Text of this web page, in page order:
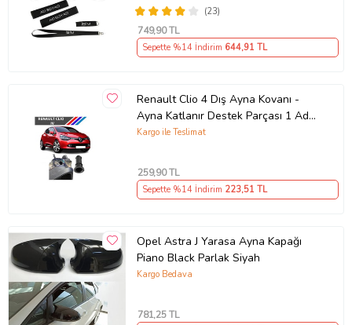
(23)
749,90 TL
Sepette %14 İndirim 644,91 TL
Renault Clio 4 Dış Ayna Kovanı -
Ayna Katlanır Destek Parçası 1 Adet
490307706 M3625
Kargo ile Teslimat
259,90 TL
Sepette %14 İndirim 223,51 TL
Opel Astra J Yarasa Ayna Kapağı
Piano Black Parlak Siyah
Kargo Bedava
781,25 TL